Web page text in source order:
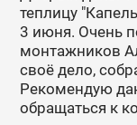
теплицу
3 июня. Очень
монтажников
своё дело,
Рекомендую
обращаться к